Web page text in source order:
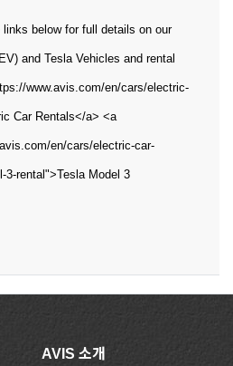
links below for full details on our
and Tesla Vehicles and rental
www.avis.com/en/cars/electric-
Car Rentals</a> <a
en/cars/electric-car-
3-rental">Tesla Model 3
AVIS 소개